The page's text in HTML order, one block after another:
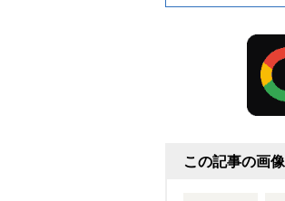
この記事の画像